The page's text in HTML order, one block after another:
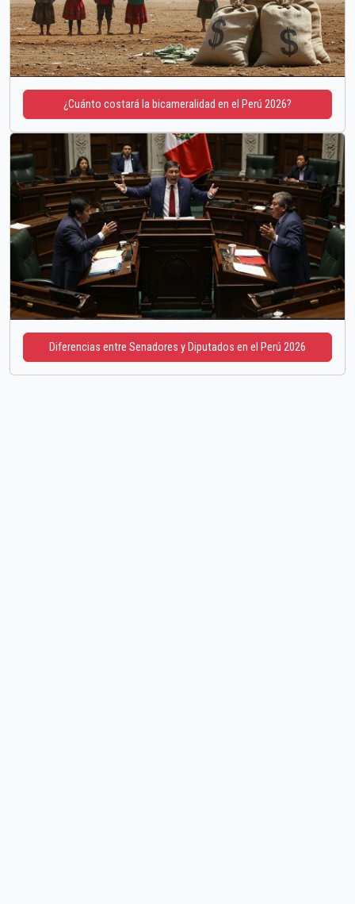
¿Cuánto costará la bicameralidad en el Perú 2026?
Diferencias entre Senadores y Diputados en el Perú 2026